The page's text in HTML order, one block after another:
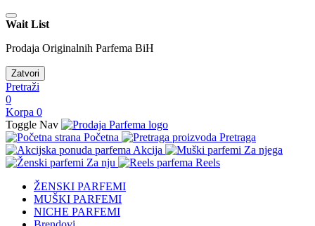
Wait List
Prodaja Originalnih Parfema BiH
Zatvori
Pretraži
0
Korpa 0
Toggle Nav
Početna
Pretraga
Akcija
Za njega
Za nju
Reels
ŽENSKI PARFEMI
MUŠKI PARFEMI
NICHE PARFEMI